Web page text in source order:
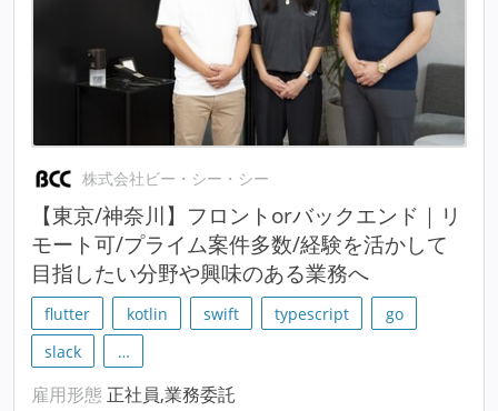
株式会社ビー・シー・シー
【東京/神奈川】フロントorバックエンド｜リ
モート可/プライム案件多数/経験を活かして
目指したい分野や興味のある業務へ
flutter kotlin swift typescript
go
slack
…
雇用形態 正社員,業務委託